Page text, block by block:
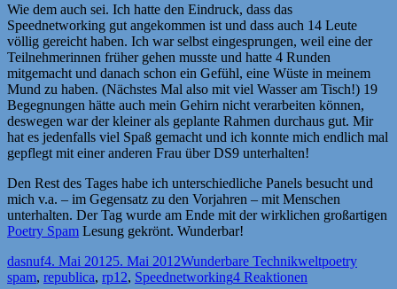
Wie dem auch sei. Ich hatte den Eindruck, dass das
Speednetworking gut angekommen ist und dass auch 14 Leute
völlig gereicht haben. Ich war selbst eingesprungen, weil eine der
Teilnehmerinnen früher gehen musste und hatte 4 Runden
mitgemacht und danach schon ein Gefühl, eine Wüste in meinem
Mund zu haben. (Nächstes Mal also mit viel Wasser am Tisch!) 19
Begegnungen hätte auch mein Gehirn nicht verarbeiten können,
deswegen war der kleiner als geplante Rahmen durchaus gut. Mir
hat es jedenfalls viel Spaß gemacht und ich konnte mich endlich mal
gepflegt mit einer anderen Frau über DS9 unterhalten!
Den Rest des Tages habe ich unterschiedliche Panels besucht und
mich v.a. – im Gegensatz zu den Vorjahren – mit Menschen
unterhalten. Der Tag wurde am Ende mit der wirklichen großartigen
Poetry Spam Lesung gekrönt. Wunderbar!
Autor
dasnufVeröffentlicht
am
4. Mai 20125. Mai 2012Kategorien
Wunderbare TechnikweltSchlagwörter
poetry
spam, republica, rp12, Speednetworking4 Reaktionen